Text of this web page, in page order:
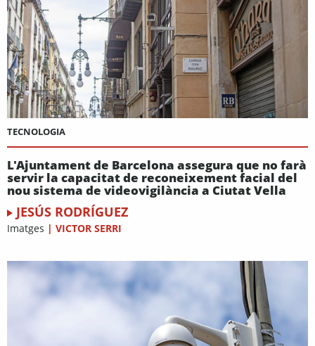
TECNOLOGIA
L'Ajuntament de Barcelona assegura que no farà
servir la capacitat de reconeixement facial del
nou sistema de videovigilància a Ciutat Vella
JESÚS RODRÍGUEZ
Imatges | VICTOR SERRI